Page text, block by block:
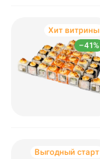
–41%
Хит витрины
Выгодный старт